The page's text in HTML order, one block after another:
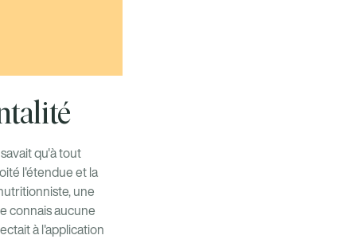
qu'à tout
l'étendue et la
une
connais aucune
à l'application